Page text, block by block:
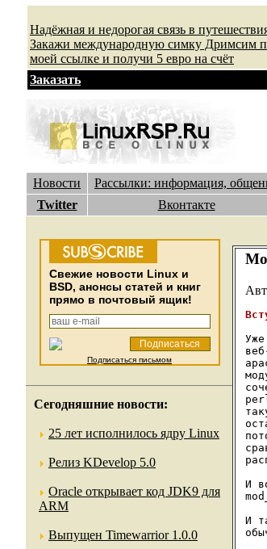
Надёжная и недорогая связь в
Закажи международную симку Дримсим
моей ссылке и получи 5 евро на счёт
Заказать
Новости Рассылки: информация,
Twitter
Вконтакте
Cвежие новости Linux и
BSD, анонсы статей и книг
прямо в почтовый ящик!
Подписаться письмом
Сегодняшние новости:
25 лет исполнилось ядру Linux
Релиз KDevelop 5.0
Oracle открывает код JDK9 для
ARM
Выпущен Timewarrior 1.0.0
И
И